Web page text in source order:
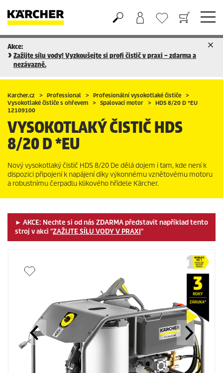
Nákupní košík
Seznam oblíbených produktů
Akce:
Zažijte sílu vody! Vyzkoušejte si profi čistič v praxi – zdarma a
nezávazně.
Karcher.cz Professional
Profesionální vysokotlaké čističe
Vysokotlaké čističe s ohřevem
Spalovací motor
HDS 8/20 D *EU
12109100
VYSOKOTLAKÝ ČISTIČ HDS
8/20 D *EU
Nový vysokotlaký čistič HDS 8/20 De dělá dojem i tam, kde není k
dispozici připojení k napájení díky výkonnému vznětovému motoru
a robustnímu čerpadlu klikového hřídele Kärcher.
► AKCE: Nechte si od nás ZDARMA představit například tento
stroj v akci "ZAŽIJTE SÍLU VODY V PRAXI"